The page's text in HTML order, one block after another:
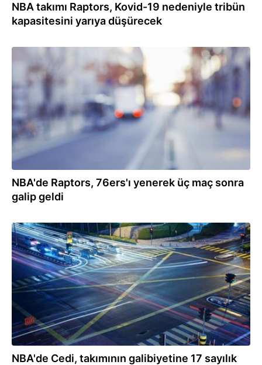
NBA takımı Raptors, Kovid-19 nedeniyle tribün
kapasitesini yarıya düşürecek
12.11.2021
NBA'de Raptors, 76ers'ı yenerek üç maç sonra
galip geldi
06.11.2021
NBA'de Cedi, takımının galibiyetine 17 sayılık